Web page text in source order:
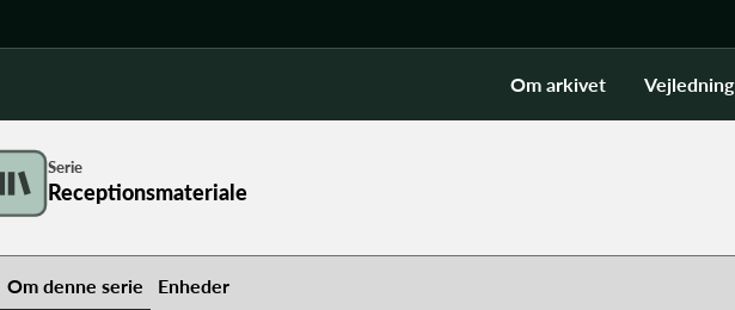
Om arkivet Vejledning
Serie
Receptionsmateriale
Om denne serie Enheder